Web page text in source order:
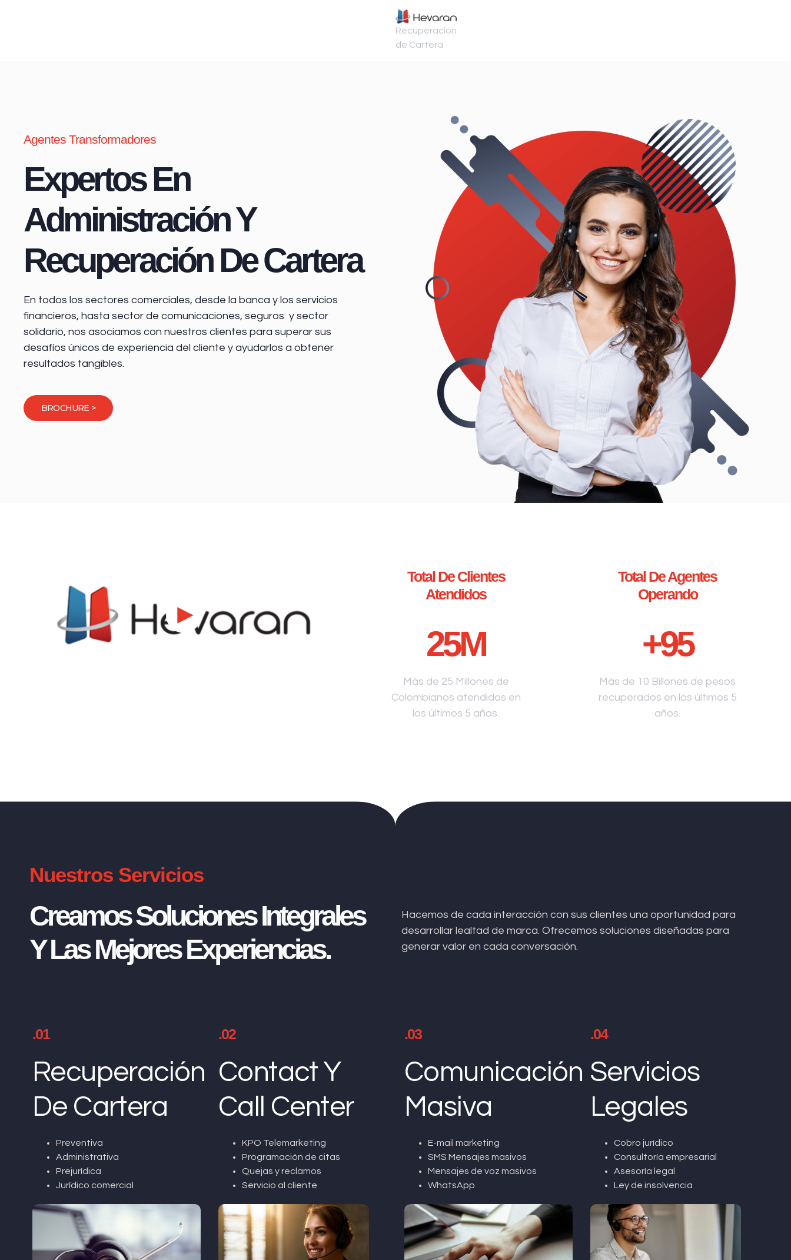
Recuperación
de Cartera
Agentes Transformadores
Expertos En
Administración Y
Recuperación De Cartera
En todos los sectores comerciales, desde la banca y los servicios
financieros, hasta sector de comunicaciones, seguros y sector
solidario, nos asociamos con nuestros clientes para superar sus
desafíos únicos de experiencia del cliente y ayudarlos a obtener
resultados tangibles.
BROCHURE >
Total De Clientes
Atendidos
25M
Más de 25 Millones de
Colombianos atendidos en
los últimos 5 años.
Total De Agentes
Operando
+95
Más de 10 Billones de pesos
recuperados en los últimos 5
años.
Nuestros Servicios
Creamos Soluciones Integrales
Y Las Mejores Experiencias.
Hacemos de cada interacción con sus clientes una oportunidad para
desarrollar lealtad de marca. Ofrecemos soluciones diseñadas para
generar valor en cada conversación.
.01
Recuperación
De Cartera
Preventiva
Administrativa
Prejurídica
Jurídico comercial
.02
Contact Y
Call Center
KPO Telemarketing
Programación de citas
Quejas y reclamos
Servicio al cliente
.03
Comunicación
Masiva
E-mail marketing
SMS Mensajes masivos
Mensajes de voz masivos
WhatsApp
.04
Servicios
Legales
Cobro jurídico
Consultoría empresarial
Asesoría legal
Ley de insolvencia